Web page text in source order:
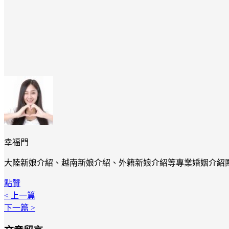
幸福門
大陸新娘介紹、越南新娘介紹、外籍新娘介紹等專業婚姻介紹
點贊
< 上一篇
下一篇 >